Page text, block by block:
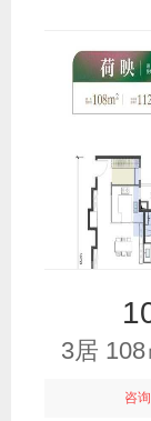
3居 108
咨